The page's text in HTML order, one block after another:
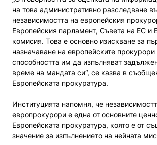
на това административно разследване
независимостта на европейския
Европейския парламент, Съвета на ЕС и
комисия. Това е основно изискване за
назначаване на европейските прокурори
способността им да изпълняват
време на мандата си“, се казва в
Европейската прокуратура.
Институцията напомня, че
европрокурори е една от основните
Европейската прокуратура, която е от
значение за изпълнението на нейната